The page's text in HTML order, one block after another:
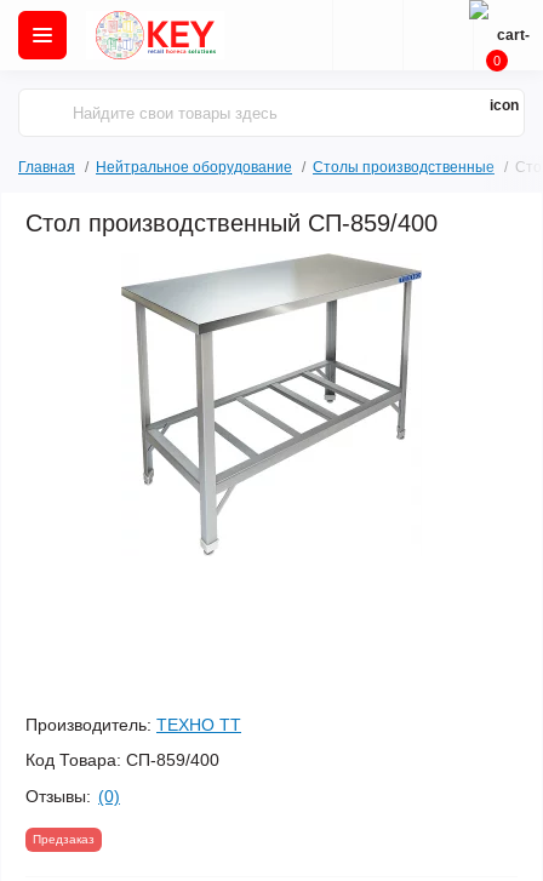
0
Главная Нейтральное оборудование Столы производственные
Стол производственный СП-859/400
Производитель: ТЕХНО ТТ
Код Товара: СП-859/400
Отзывы: (0)
Предзаказ